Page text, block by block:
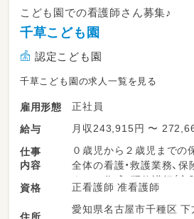
こども園での看護師さん募集♪
千草こども園
認定こども園
千草こども園の求人一覧を見る
雇用形態
正社員
給与
月収243,915円 〜
仕事
内容
０歳児から２歳児までの
全体の看護・救護業務、保
よりの作成、研修講師（
症児の対応訓練など）
複数担任制をとっている
資格 正看護師 准看護師
住所
愛知県名古屋市千種区 下